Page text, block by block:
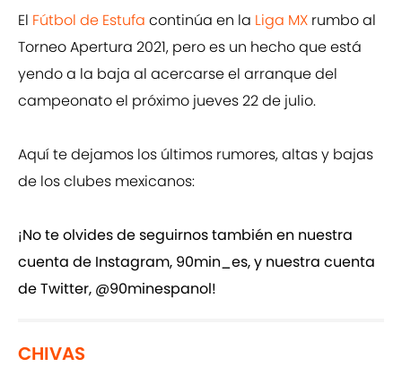
El Fútbol de Estufa continúa en la Liga MX rumbo al
Torneo Apertura 2021, pero es un hecho que está
yendo a la baja al acercarse el arranque del
campeonato el próximo jueves 22 de julio.
Aquí te dejamos los últimos rumores, altas y bajas
de los clubes mexicanos:
¡No te olvides de seguirnos también en nuestra
cuenta de Instagram, 90min_es, y nuestra cuenta
de Twitter, @90minespanol!
CHIVAS